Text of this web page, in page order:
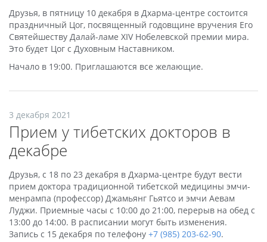
Друзья, в пятницу 10 декабря в Дхарма-центре состоится
праздничный Цог, посвященный годовщине вручения Его
Святейшеству Далай-ламе XIV Нобелевской премии мира.
Это будет Цог с Духовным Наставником.
Начало в 19:00. Приглашаются все желающие.
3 декабря 2021
Прием у тибетских докторов в
декабре
Друзья, с 18 по 23 декабря в Дхарма-центре будут вести
прием доктора традиционной тибетской медицины эмчи-
менрампа (профессор) Джамьянг Гьятсо и эмчи Аевам
Луджи. Приемные часы с 10:00 до 21:00, перерыв на обед с
13:00 до 14:00. В расписании могут быть изменения.
Запись с 15 декабря по телефону +7 (985) 203-62-90.